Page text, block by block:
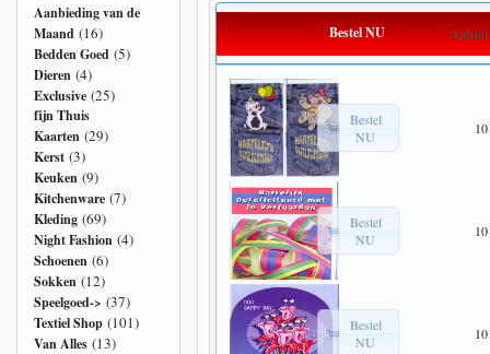
Bestel NU Aantal
Bestel
NU
10
Bestel
NU
10
Bestel
NU
10
Aanbieding van de
Maand (16)
Bedden Goed (5)
Dieren (4)
Exclusive (25)
fijn Thuis
Kaarten (29)
Kerst (3)
Keuken (9)
Kitchenware (7)
Kleding (69)
Night Fashion (4)
Schoenen (6)
Sokken (12)
Speelgoed-> (37)
Textiel Shop (101)
Van Alles (13)